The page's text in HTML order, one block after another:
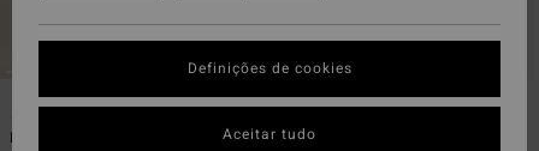
Pacific Time
6
Swell Blouse
Definições de cookies
Aceitar tudo